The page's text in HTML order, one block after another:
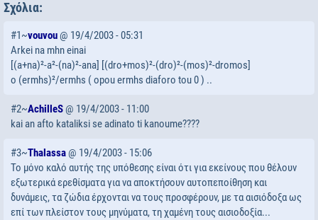
Σχόλια:
#1~vouvou@ 19/4/2003 - 05:31
Arkei na mhn einai
[(a+na)²-a²-(na)²-ana] [(dro+mos)²-(dro)²-(mos)²-dromos]
o (ermhs)²/ermhs ( opou ermhs diaforo tou 0 ) ..
#2~AchilleS @ 19/4/2003 - 11:00
kai an afto kataliksi se adinato ti kanoume????
#3~Thalassa@ 19/4/2003 - 15:06
Το μόνο καλό αυτής της υπόθεσης είναι ότι για εκείνους που θέλουν
εξωτερικά ερεθίσματα για να αποκτήσουν αυτοπεποίθηση και
δυνάμεις, τα ζώδια έρχονται να τους προσφέρουν, με τα αισιόδοξα ως
επί των πλείστον τους μηνύματα, τη χαμένη τους αισιοδοξία...